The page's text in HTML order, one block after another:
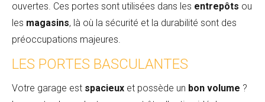
ouvertes. Ces portes sont utilisées dans les entrepôts ou
les magasins, là où la sécurité et la durabilité sont des
préoccupations majeures.
LES PORTES BASCULANTES
Votre garage est spacieux et possède un bon volume ?